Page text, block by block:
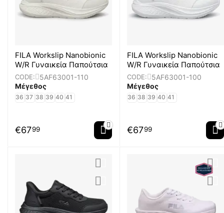
FILA Workslip Nanobionic
W/R Γυναικεία Παπούτσια
CODE:
5AF63001-110
Μέγεθος
36 37 38 39 40 41
€6799
FILA Workslip Nanobionic
W/R Γυναικεία Παπούτσια
CODE:
5AF63001-100
Μέγεθος
36 38 39 40 41
€6799